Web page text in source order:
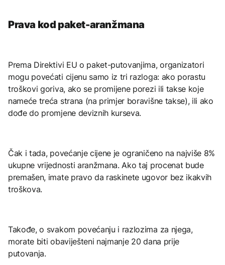
Prava kod paket-aranžmana
Prema Direktivi EU o paket-putovanjima, organizatori
mogu povećati cijenu samo iz tri razloga: ako porastu
troškovi goriva, ako se promijene porezi ili takse koje
nameće treća strana (na primjer boravišne takse), ili ako
dođe do promjene deviznih kurseva.
Čak i tada, povećanje cijene je ograničeno na najviše 8%
ukupne vrijednosti aranžmana. Ako taj procenat bude
premašen, imate pravo da raskinete ugovor bez ikakvih
troškova.
Takođe, o svakom povećanju i razlozima za njega,
morate biti obaviješteni najmanje 20 dana prije
putovanja.